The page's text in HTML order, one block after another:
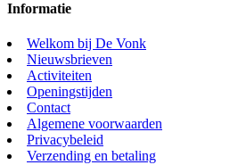
Informatie
Welkom bij De Vonk
Nieuwsbrieven
Activiteiten
Openingstijden
Contact
Algemene voorwaarden
Privacybeleid
Verzending en betaling